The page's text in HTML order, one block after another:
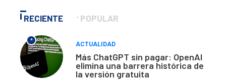
RECIENTE POPULAR
*
ACTUALIDAD
Más ChatGPT sin pagar: OpenAI
elimina una barrera histórica de
la versión gratuita